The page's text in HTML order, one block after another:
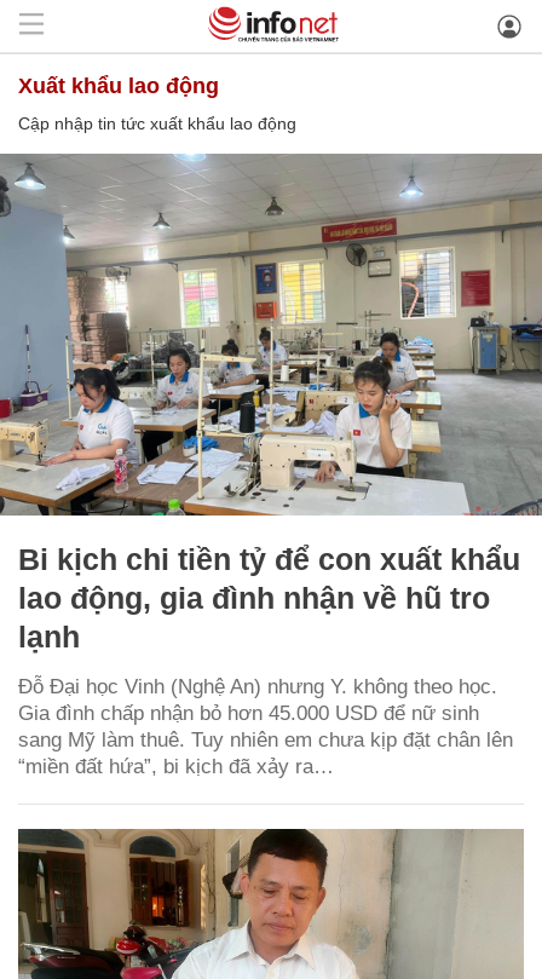
xuất khẩu lao động
Cập nhập tin tức xuất khẩu lao động
Bi kịch chi tiền tỷ để con xuất khẩu
lao động, gia đình nhận về hũ tro
lạnh
Đỗ Đại học Vinh (Nghệ An) nhưng Y. không theo học.
Gia đình chấp nhận bỏ hơn 45.000 USD để nữ sinh
sang Mỹ làm thuê. Tuy nhiên em chưa kịp đặt chân lên
“miền đất hứa”, bi kịch đã xảy ra…